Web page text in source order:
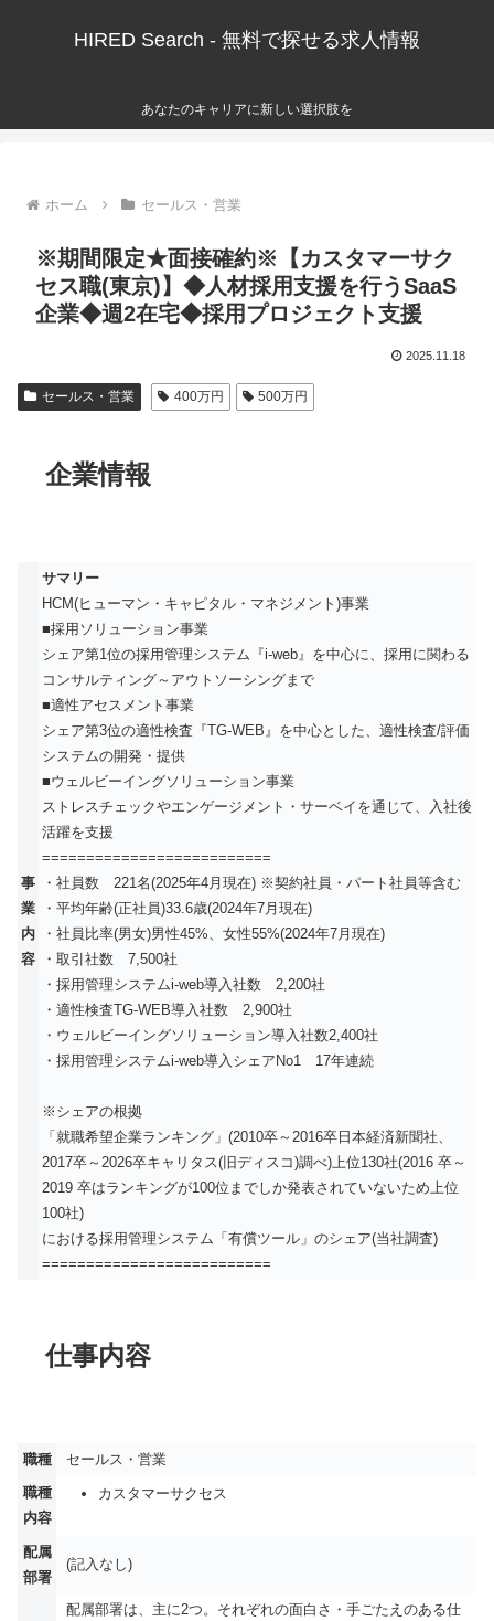
HIRED Search - 無料で探せる求人情報
あなたのキャリアに新しい選択肢を
ホーム セールス・営業
※期間限定★面接確約※【カスタマーサク
セス職(東京)】◆人材採用支援を行うSaaS
企業◆週2在宅◆採用プロジェクト支援
2025.11.18
セールス・営業 400万円 500万円
企業情報
事
業
内
容
サマリー
HCM(ヒューマン・キャピタル・マネジメント)事業
■採用ソリューション事業
シェア第1位の採用管理システム『i-web』を中心に、採用に関わる
コンサルティング～アウトソーシングまで
■適性アセスメント事業
シェア第3位の適性検査『TG-WEB』を中心とした、適性検査/評価
システムの開発・提供
■ウェルビーイングソリューション事業
ストレスチェックやエンゲージメント・サーベイを通じて、入社後
活躍を支援
==========================
・社員数 221名(2025年4月現在) ※契約社員・パート社員等含む
・平均年齢(正社員)33.6歳(2024年7月現在)
・社員比率(男女)男性45%、女性55%(2024年7月現在)
・取引社数 7,500社
・採用管理システムi-web導入社数 2,200社
・適性検査TG-WEB導入社数 2,900社
・ウェルビーイングソリューション導入社数2,400社
・採用管理システムi-web導入シェアNo1 17年連続
※シェアの根拠
「就職希望企業ランキング」(2010卒～2016卒日本経済新聞社、
2017卒～2026卒キャリタス(旧ディスコ)調べ)上位130社(2016 卒～
2019 卒はランキングが100位までしか発表されていないため上位
100社)
における採用管理システム「有償ツール」のシェア(当社調査)
==========================
仕事内容
職種
セールス・営業
職種
内容
カスタマーサクセス
配属
部署
(記入なし)
配属部署は、主に2つ。それぞれの面白さ・手ごたえのある仕